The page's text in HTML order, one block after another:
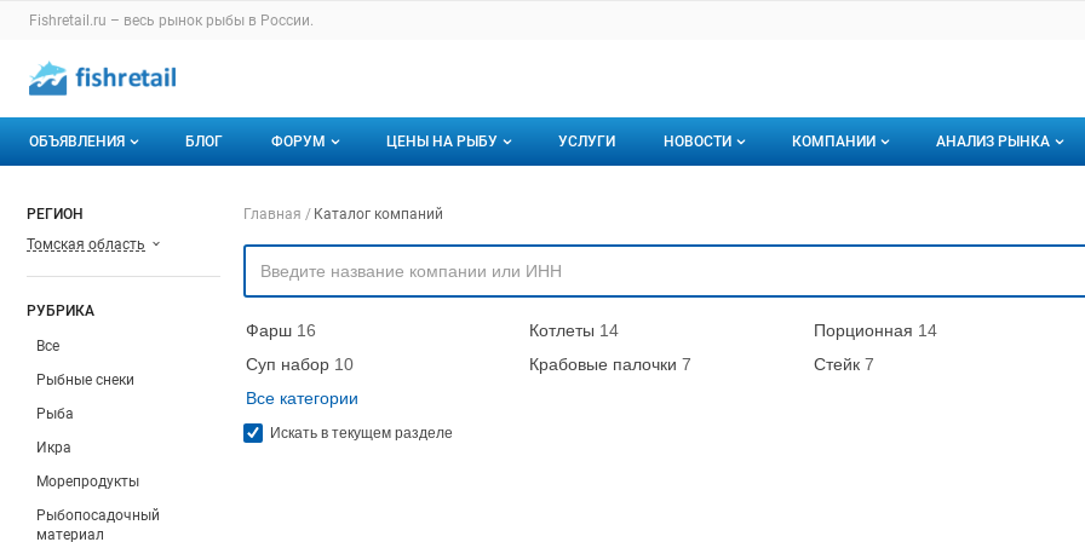
Раздел навигации по сайту fishretail.ru
Fishretail.ru – весь рынок рыбы в России.
Авторизация и меню пользователя
Навигация по разделам сайта fishretail.ru
ОБЪЯВЛЕНИЯ
Горячее предложение
БЛОГ ФОРУМ
Избранные
С моим участием
ЦЕНЫ НА РЫБУ
Актуальные мониторинги
Динамика цен
УСЛУГИ НОВОСТИ КОМПАНИИ
О каталоге компаний
Премиум размещение
АНАЛИЗ РЫНКА
Подписаться на
РЕГИОН
Томская область
РУБРИКА
Все
Рыбные снеки
Рыба
Икра
Морепродукты
Рыбопосадочный
материал
Навигация по компаниям
Главная Каталог компаний
Фарш 16 Котлеты 14 Порционная 14
Суп набор 10 Крабовые палочки 7 Стейк 7
Все категории
Искать в текущем разделе